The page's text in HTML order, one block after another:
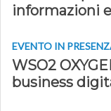
informazioni
EVENTO IN
WSO2
business